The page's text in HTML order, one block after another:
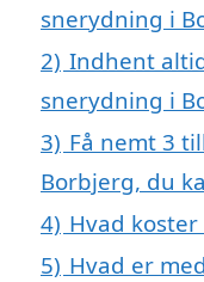
snerydning i
2) Indhent
snerydning i
3) Få nemt 3
Borbjerg, du
4) Hvad
5) Hvad er